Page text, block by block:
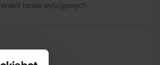
Wokół torów wyścigowych